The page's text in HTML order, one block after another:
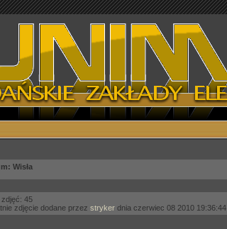
Wisła
zdjęć: 45
zdjęcie dodane przez strykerdnia czerwiec 08 2010 19:36:44